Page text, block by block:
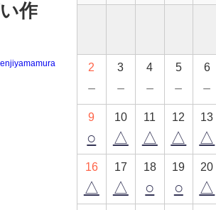
作
2
－
3
－
4
－
5
－
6
－
9
○
10
△
11
△
12
△
13
△
16
△
17
△
18
○
19
○
20
△